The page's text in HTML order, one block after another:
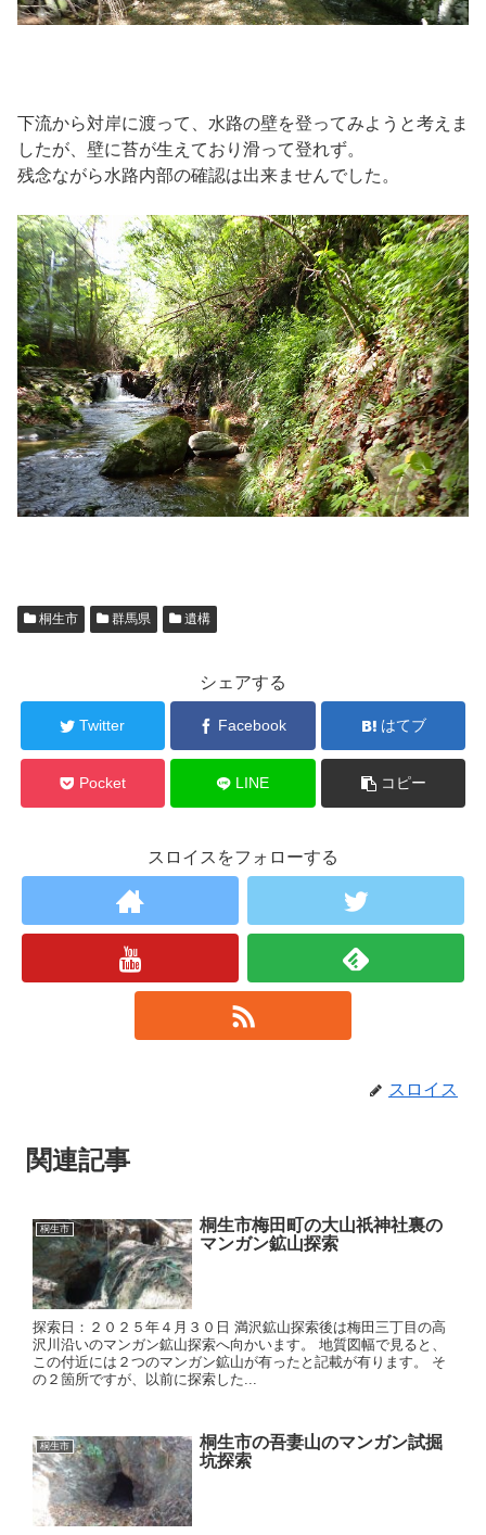
下流から対岸に渡って、水路の壁を登ってみようと考えま
したが、壁に苔が生えており滑って登れず。
残念ながら水路内部の確認は出来ませんでした。
桐生市 群馬県 遺構
シェアする
Twitter Facebook はてブ
Pocket LINE コピー
スロイスをフォローする
スロイス
関連記事
桐生市
桐生市梅田町の大山祇神社裏の
マンガン鉱山探索
探索日：２０２５年４月３０日 満沢鉱山探索後は梅田三丁目の高
沢川沿いのマンガン鉱山探索へ向かいます。 地質図幅で見ると、
この付近には２つのマンガン鉱山が有ったと記載が有ります。 そ
の２箇所ですが、以前に探索した...
桐生市
桐生市の吾妻山のマンガン試掘
坑探索